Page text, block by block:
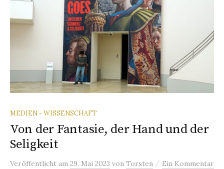
MEDIEN - WISSENSCHAFT
Von der Fantasie, der Hand und der
Seligkeit
Veröffentlicht am 29. Mai 2023 von Torsten / Ein Kommentar